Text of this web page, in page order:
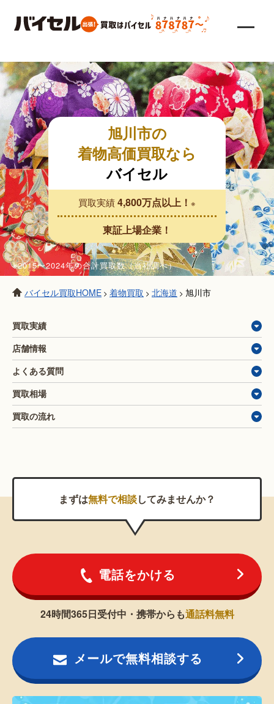
旭川市の
着物高価買取なら
バイセル
買取実績4,800万点以上！ ※
東証上場企業！
※2015〜2024年の合計買取数（当社調べ）
バイセル買取HOME > 着物買取 > 北海道 > 旭川市
買取実績
店舗情報
よくある質問
買取相場
買取の流れ
まずは無料で相談してみませんか？
電話をかける
24時間365日受付中・携帯からも通話料無料
メールで無料相談する